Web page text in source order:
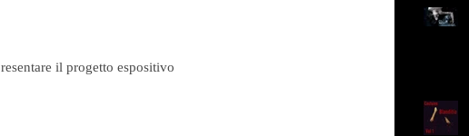
il progetto espositivo